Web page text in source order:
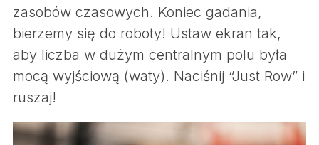
zasobów czasowych. Koniec gadania,
bierzemy się do roboty! Ustaw ekran tak,
aby liczba w dużym centralnym polu była
mocą wyjściową (waty). Naciśnij “Just Row” i
ruszaj!